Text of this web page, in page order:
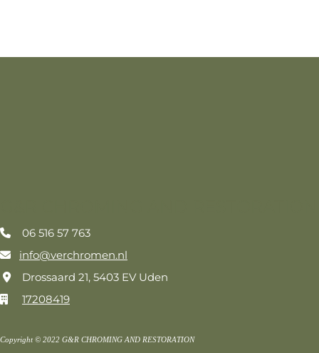
 06 516 57 763
 info@verchromen.nl
Drossaard 21, 5403 EV Uden
 17208419
Copyright © 2022 G&R CHROMING AND RESTORATION